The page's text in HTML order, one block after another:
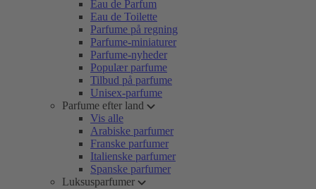
Eau de Parfum
Eau de Toilette
Parfume på regning
Parfume-miniaturer
Parfume-nyheder
Populær parfume
Tilbud på parfume
Unisex-parfume
Parfume efter land
Vis alle
Arabiske parfumer
Franske parfumer
Italienske parfumer
Spanske parfumer
Luksusparfumer